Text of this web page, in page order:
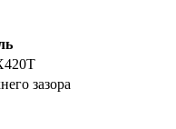
зазора